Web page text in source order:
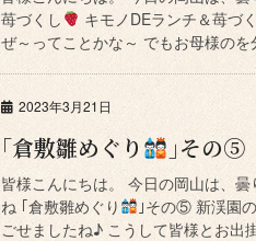
苺づくし
キモノDEランチ＆苺づ
ぜ～ってことかな～ でもお母様の
2023年3月21日
｢倉敷雛めぐり ｣その⑤
皆様こんにちは。 今日の岡山は、
ね ｢倉敷雛めぐり
｣その⑤ 新渓園
ごせましたね♪ こうして皆様とお